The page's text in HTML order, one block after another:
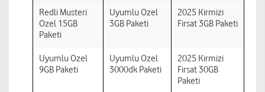
Redli Musteri
Ozel 15GB
Paketi
Uyumlu Ozel
3GB Paketi
2025 Kirmizi
Firsat 3GB Paketi
Uyumlu Ozel
9GB Paketi
Uyumlu Ozel
3000dk Paketi
2025 Kirmizi
Firsat 30GB
Paketi